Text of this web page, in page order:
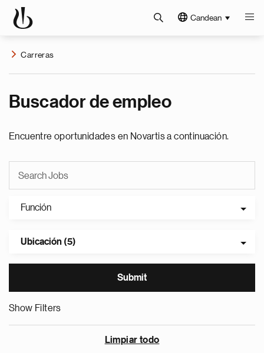
Candean
Carreras
Buscador de empleo
Encuentre oportunidades en Novartis a continuación.
Función
Ubicación (5)
Show Filters
Limpiar todo